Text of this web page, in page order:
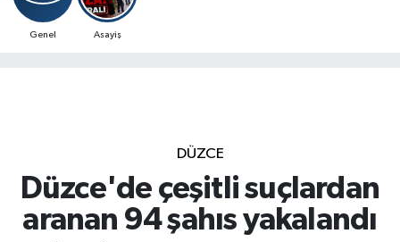
Genel Asayiş
DÜZCE
Düzce'de çeşitli suçlardan
aranan 94 şahıs yakalandı